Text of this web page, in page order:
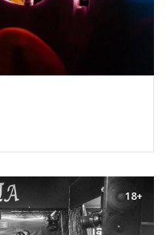
18+